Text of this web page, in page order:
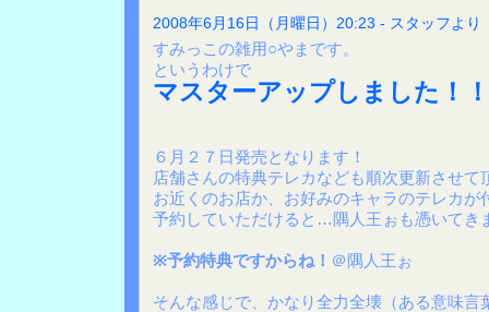
2008年6月16日（月曜日）20:23 - スタッフより
すみっこの雑用○やまです。
というわけで
マスターアップしました！
６月２７日発売となります！
店舗さんの特典テレカなども順次更新させて
お近くのお店か、お好みのキャラのテレカが
予約していただけると…隅人王ぉも憑いてき
※予約特典ですからね！ ＠隅人王ぉ
そんな感じで、かなり全力全壊（ある意味言